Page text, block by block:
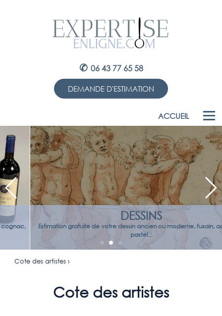
✆ 06 43 77 65 58
DEMANDE D'ESTIMATION
ACCUEIL
DESSINS
Estimation gratuite de votre dessin ancien ou moderne, fusain, aquarelle,
pastel...
Cote des artistes ›
Cote des artistes